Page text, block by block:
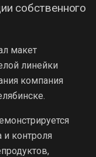
собственного
макет
линейки
компания
и контроля